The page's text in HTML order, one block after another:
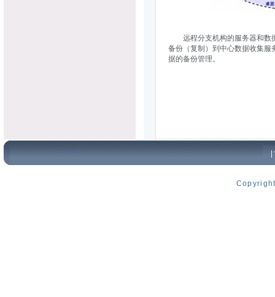
远程分支机构的服务器和数据
备份（复制）到中心数据收集
据的备份管理。